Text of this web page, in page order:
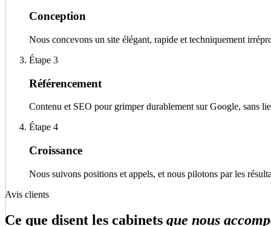
Conception
Nous concevons un site élégant, rapide et techniquement
Étape 3
Référencement
Contenu et SEO pour grimper durablement sur Google, sans
Étape 4
Croissance
Nous suivons positions et appels, et nous pilotons par les
Avis clients
Ce que disent les cabinets que nous